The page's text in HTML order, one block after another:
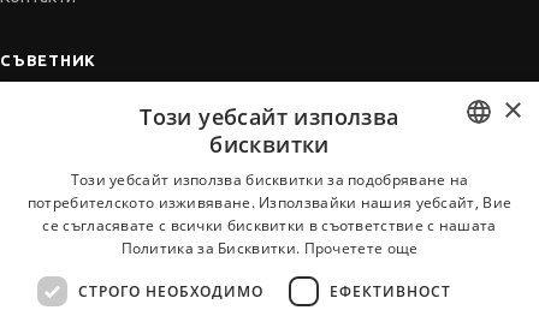
СЪВЕТНИК
Когато получим оферта
Vihra AI
За новодошли
BULGARIAN
ENGLISH
×
Този уебсайт използва
бисквитки
Този уебсайт използва бисквитки за подобряване на
потребителското изживяване. Използвайки нашия уебсайт, Вие
се съгласявате с всички бисквитки в съответствие с нашата
Политика за Бисквитки. Прочетете още
СТРОГО НЕОБХОДИМО ЕФЕКТИВНОСТ